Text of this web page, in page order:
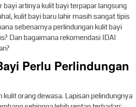
bayi artinya kulit bayi terpapar langsung
kulit bayi baru lahir masih sangat tipis
sebenarnya perlindungan kulit bayi
Dan bagaimana rekomendasi IDAI
Perlu Perlindungan
kulit orang dewasa. Lapisan pelindungnya